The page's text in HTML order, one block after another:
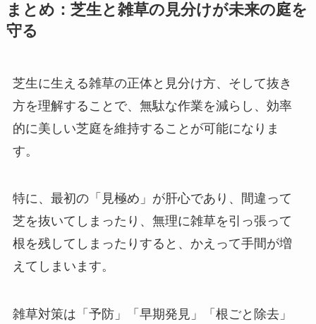
まとめ：芝生と雑草の見分けが未来の庭を
守る
芝生に生える雑草の正体と見分け方、そして抜き
方を理解することで、無駄な作業を減らし、効率
的に美しい芝庭を維持することが可能になりま
す。
特に、最初の「見極め」が肝心であり、間違って
芝を抜いてしまったり、無理に雑草を引っ張って
根を残してしまったりすると、かえって手間が増
えてしまいます。
雑草対策は「予防」「早期発見」「根ごと除去」